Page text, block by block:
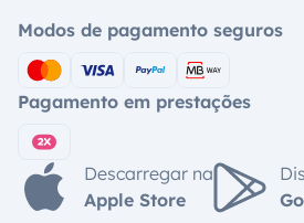
Modos de pagamento seguros
Pagamento em prestações
Descarregar na
Apple Store